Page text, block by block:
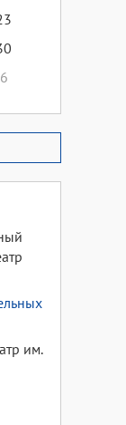
6
им.